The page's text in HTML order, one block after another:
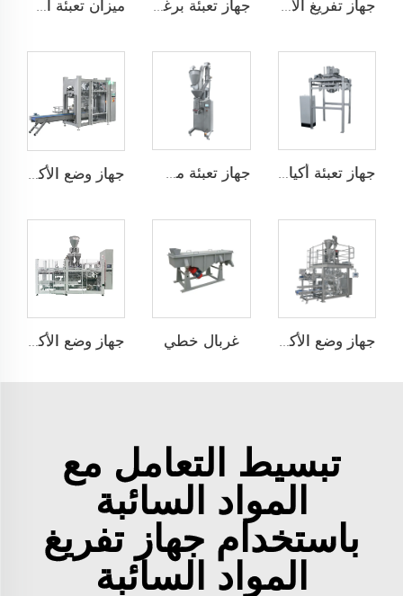
جهاز تفريغ الأكياس الضخمة جهاز تعبئة برغي مزدوج أفقي ميزان تعبئة أسفل
جهاز تعبئة مساحيق عمودي جهاز وضع الأكياس تلقائيًا JCN-G1-1A
جهاز وضع الأكياس تلقائيًا بسرعة عالية JCN-G1-2G-1 غربال خطي جهاز وضع الأكياس تلقائيًا ذو محطتين JCN-G2-2A-S
تبسيط التعامل مع
المواد السائبة
باستخدام جهاز تفريغ
المواد السائبة